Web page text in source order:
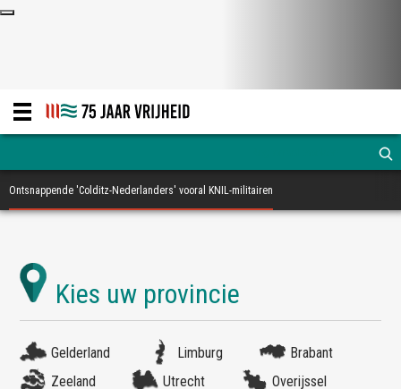
Ontsnappende 'Colditz-Nederlanders' vooral KNIL-militairen
Gelderland Limburg
Brabant
Zeeland
Utrecht
Overijssel